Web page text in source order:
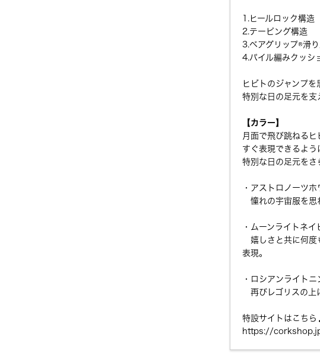
1.ヒールロック構造
2.テーピング構造
3.ベアグリップ®滑
4.パイル編みクッシ
ヒビトのジャンプを
特別な日の足元を支
【カラー】
月面で飛び跳ねる
すぐ表現できるよう
特別な日の足元をさ
・アストロノーツホ
憧れの宇宙服を思
・ムーンライトネイ
嬉しさと共に何度
表現。
・ロシアンライトニ
再びレゴリスの上
特設サイトはこち
https://